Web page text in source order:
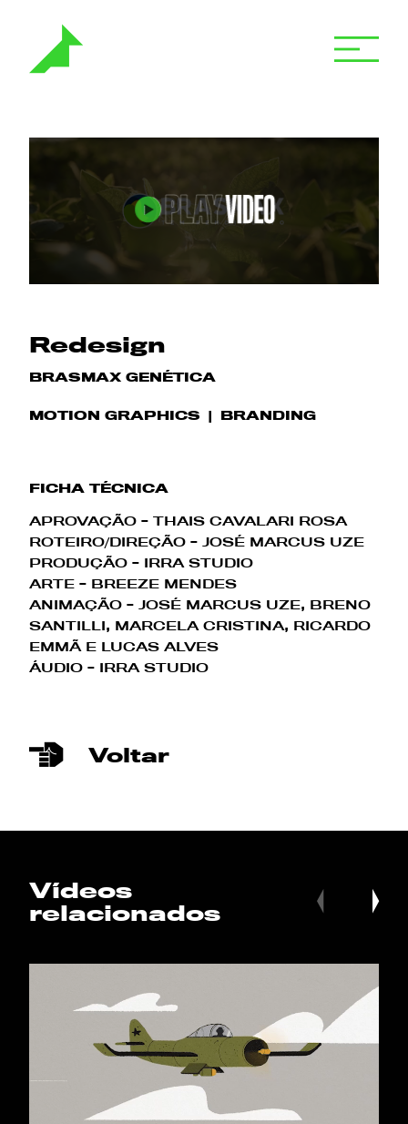
Redesign
BRASMAX GENÉTICA
MOTION GRAPHICS BRANDING
FICHA TÉCNICA
APROVAÇÃO - THAIS CAVALARI ROSA
ROTEIRO/DIREÇÃO - JOSÉ MARCUS UZE
PRODUÇÃO - IRRA STUDIO
ARTE - BREEZE MENDES
ANIMAÇÃO - JOSÉ MARCUS UZE, BRENO
SANTILLI, MARCELA CRISTINA, RICARDO
EMMÃ E LUCAS ALVES
ÁUDIO - IRRA STUDIO
Voltar
Vídeos
relacionados